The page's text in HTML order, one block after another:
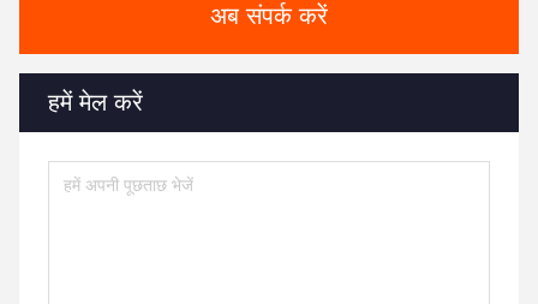
अब संपर्क करें
हमें मेल करें